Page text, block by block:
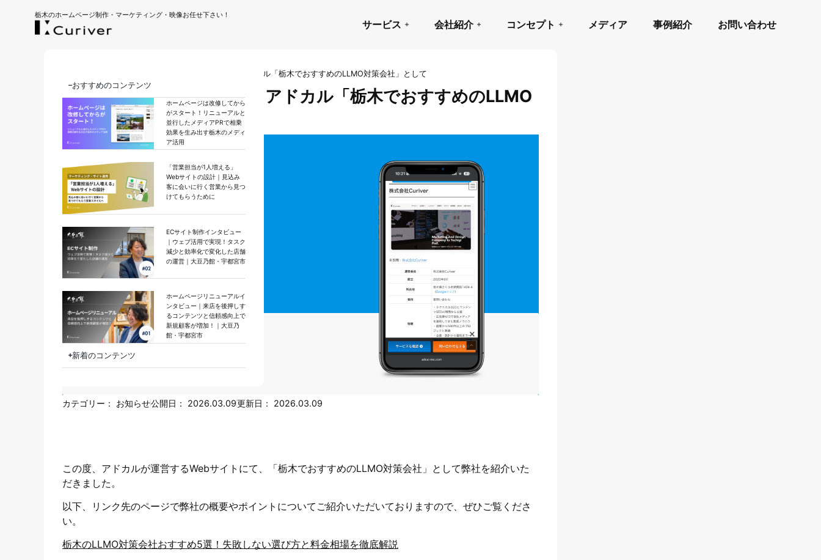
栃木のホームページ制作・マーケティング・映像お任せ下さい！
サービス 会社紹介 コンセプト メディア 事例紹介 お問い合わせ
メディア掲載のお知らせ／アドカル「栃木でおすすめのLLMO対策会社」として
メディア掲載のお知らせ／アドカル「栃木でおすすめのLLMO
対策会社」として
カテゴリー： お知らせ公開日： 2026.03.09更新日： 2026.03.09
この度、アドカルが運営するWebサイトにて、「栃木でおすすめのLLMO対策会社」として弊社を紹介いた
だきました。
以下、リンク先のページで弊社の概要やポイントについてご紹介いただいておりますので、ぜひご覧くださ
い。
栃木のLLMO対策会社おすすめ5選！失敗しない選び方と料金相場を徹底解説
おすすめのコンテンツ
ホームページは改修してから
がスタート！リニューアルと
並行したメディアPRで相乗
効果を生み出す栃木のメディ
ア活用
「営業担当が1人増える」
Webサイトの設計｜見込み
客に会いに行く営業から見つ
けてもらうために
ECサイト制作インタビュー
｜ウェブ活用で実現！タスク
減少と効率化で変化した店舗
の運営｜大豆乃館・宇都宮市
ホームページリニューアルイ
ンタビュー｜来店を後押しす
るコンテンツと信頼感向上で
新規顧客が増加！｜大豆乃
館・宇都宮市
新着のコンテンツ